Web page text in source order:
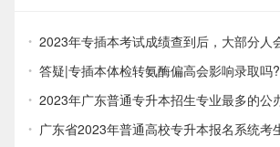
答疑|专插本体检转氨酶偏高会影响录取吗?